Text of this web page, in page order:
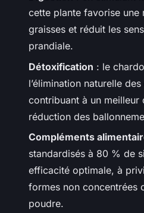
cette plante favorise une
graisses et réduit les
prandiale.
Détoxification : le
l’élimination naturelle
contribuant à un
réduction des
Compléments
standardisés à 80 % de
efficacité optimale, à
formes non concentrées
poudre.